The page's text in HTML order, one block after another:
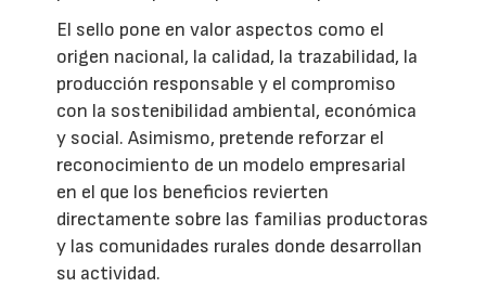
El sello pone en valor aspectos como el
origen nacional, la calidad, la trazabilidad, la
producción responsable y el compromiso
con la sostenibilidad ambiental, económica
y social. Asimismo, pretende reforzar el
reconocimiento de un modelo empresarial
en el que los beneficios revierten
directamente sobre las familias productoras
y las comunidades rurales donde desarrollan
su actividad.